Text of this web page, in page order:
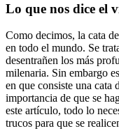
Lo que nos dice el
Como decimos, la cata
en todo el mundo. Se
desentrañen los más
milenaria. Sin embargo
en que consiste una cata
importancia de que se
este artículo, todo lo
trucos para que se